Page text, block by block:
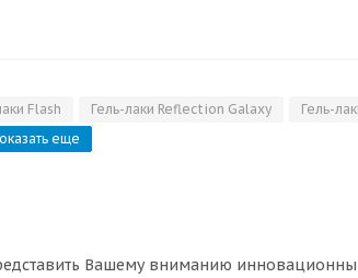
Flash Гель-лаки Reflection Galaxy Гель-
еще
Вашему вниманию